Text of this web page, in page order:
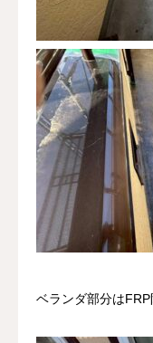
ベランダ部分はFRP